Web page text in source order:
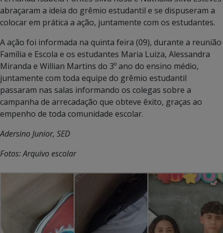
abraçaram a ideia do grêmio estudantil e se dispuseram a
colocar em prática a ação, juntamente com os estudantes.
A ação foi informada na quinta feira (09), durante a reunião
Família e Escola e os estudantes Maria Luiza, Alessandra
Miranda e Willian Martins do 3º ano do ensino médio,
juntamente com toda equipe do grêmio estudantil
passaram nas salas informando os colegas sobre a
campanha de arrecadação que obteve êxito, graças ao
empenho de toda comunidade escolar.
Adersino Junior, SED
Fotos: Arquivo escolar